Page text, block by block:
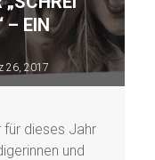
– EIN
26, 2017
für dieses Jahr
und